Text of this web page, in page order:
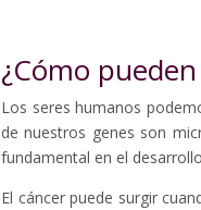
¿Cómo
Los seres humanos
de nuestros genes son
fundamental en el
El cáncer puede surgir